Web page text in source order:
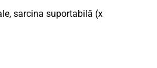
sarcina suportabilă (x